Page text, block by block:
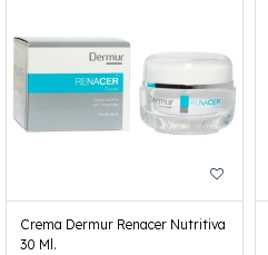
Crema Dermur Renacer Nutritiva
30 Ml.